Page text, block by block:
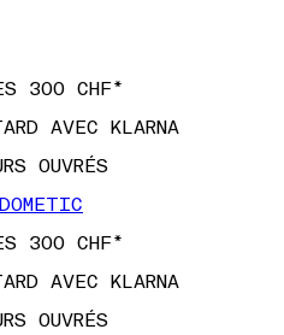
AVEC KLARNA
OUVRÉS
300 CHF*
AVEC KLARNA
OUVRÉS